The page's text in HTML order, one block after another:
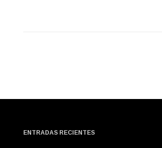
ENTRADAS RECIENTES